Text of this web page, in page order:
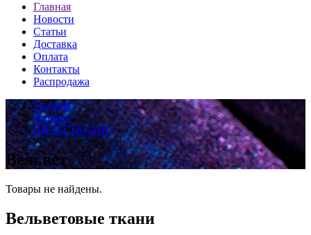
Главная
Новости
Статьи
Доставка
Оплата
Контакты
Распродажа
Главная
Каталог
ВИДЫ ТКАНИ
Вельвет
Товары не найдены.
Вельветовые ткани